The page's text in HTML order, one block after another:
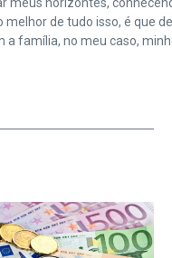
melhor de tudo isso, é que
a família, no meu caso,